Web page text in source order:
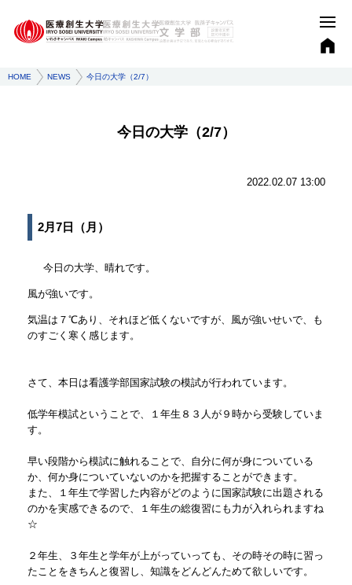
HOME NEWS 今日の大学（2/7）
今日の大学（2/7）
2022.02.07 13:00
2月7日（月）
今日の大学、晴れです。
風が強いです。
気温は７℃あり、それほど低くないですが、風が強いせいで、も
のすごく寒く感じます。
さて、本日は看護学部国家試験の模試が行われています。
低学年模試ということで、１年生８３人が９時から受験していま
す。
早い段階から模試に触れることで、自分に何が身についている
か、何か身についていないのかを把握することができます。
また、１年生で学習した内容がどのように国家試験に出題される
のかを実感できるので、１年生の総復習にも力が入れられますね
☆
２年生、３年生と学年が上がっていっても、その時その時に習っ
たことをきちんと復習し、知識をどんどんためて欲しいです。